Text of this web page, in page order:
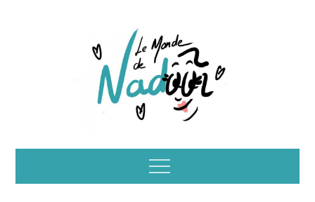
Illustrations – le
monde de Nadoo
Menu